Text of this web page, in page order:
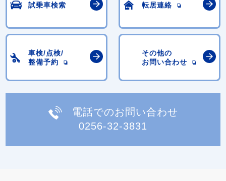
試乗車検索 転居連絡
車検/点検/
整備予約
その他の
お問い合わせ
電話でのお問い合わせ
0256-32-3831